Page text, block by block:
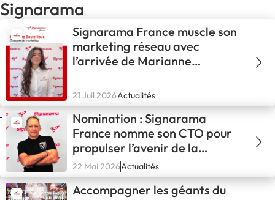
Signarama
Signarama France muscle son
marketing réseau avec
l’arrivée de Marianne
21 Juil 2026Actualités
Nomination : Signarama
France nomme son CTO pour
propulser l’avenir de la
signalétique
22 Mai 2026Actualités
Accompagner les géants du